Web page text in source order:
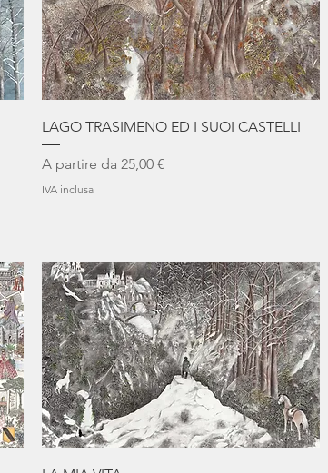
Vista rapida
LAGO TRASIMENO ED I SUOI CASTELLI
A partire da 25,00 €
Prezzo scontato
IVA inclusa